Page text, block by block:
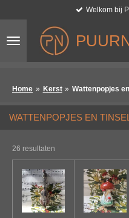
naar
hoofdinhoud
Welkom bij
Home » Kerst » Wattenpopjes
WATTENPOPJES EN
26 resultaten